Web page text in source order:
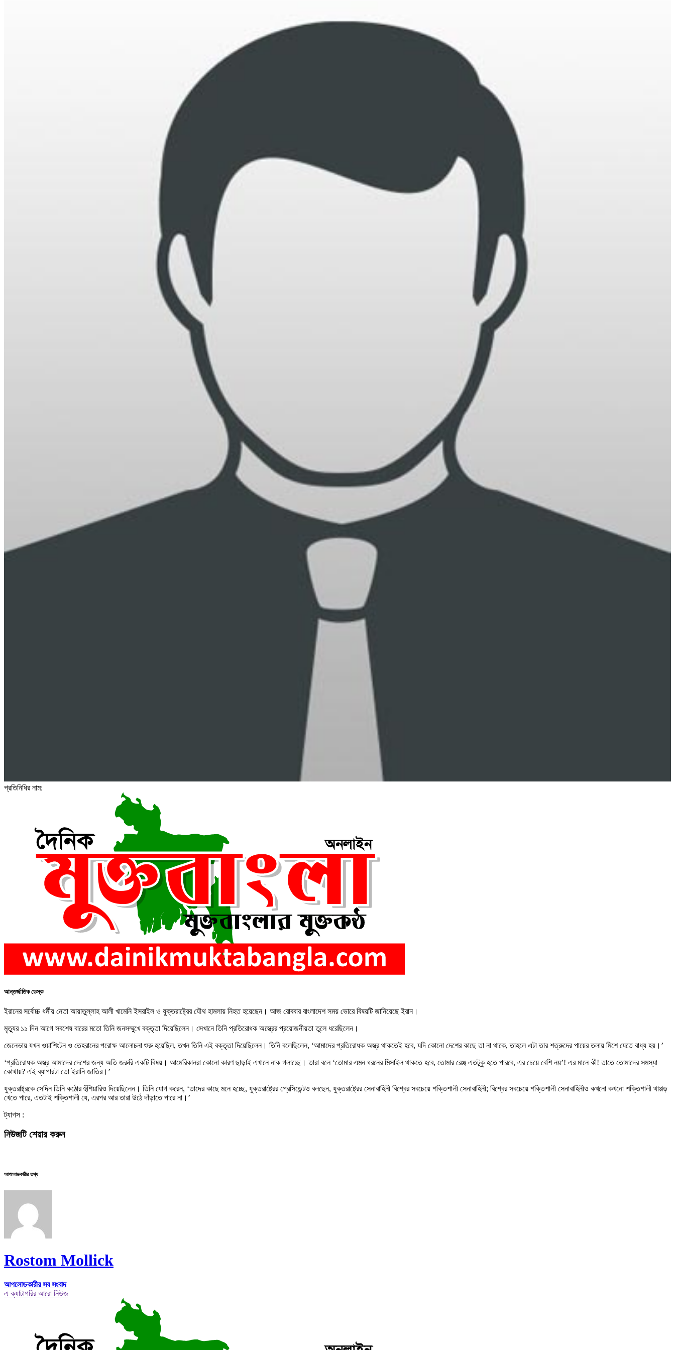
প্রতিনিধির নাম:
আন্তর্জাতিক ডেস্ক
ইরানের সর্বোচ্চ ধর্মীয় নেতা আয়াতুল্লাহ আলী খামেনি ইসরাইল ও যুক্তরাষ্ট্রের যৌথ হামলায় নিহত হয়েছেন। আজ রোববার বাংলাদেশ সময় ভোরে বিষয়টি জানিয়েছে ইরান।
মৃত্যুর ১১ দিন আগে সবশেষ বারের মতো তিনি জনসম্মুখে বক্তৃতা দিয়েছিলেন। সেখানে তিনি প্রতিরোধক অস্ত্রের প্রয়োজনীয়তা তুলে ধরেছিলেন।
জেনেভায় যখন ওয়াশিংটন ও তেহরানের পরোক্ষ আলোচনা শুরু হয়েছিল, তখন তিনি এই বক্তৃতা দিয়েছিলেন। তিনি বলেছিলেন, ‘আমাদের প্রতিরোধক অস্ত্র থাকতেই হবে, যদি কোনো দেশের কাছে তা না থাকে, তাহলে এটা তার শত্রুদের পায়ের তলায় মিশে যেতে বাধ্য হয়।’
‘প্রতিরোধক অস্ত্র আমাদের দেশের জন্য অতি জরুরি একটি বিষয়। আমেরিকানরা কোনো কারণ ছাড়াই এখানে নাক গলাচ্ছে। তারা বলে ‘তোমার এমন ধরনের মিসাইল থাকতে হবে, তোমার রেঞ্জ এতটুকু হতে পারবে, এর চেয়ে বেশি নয়’! এর মানে কী! তাতে তোমাদের সমস্যা
কোথায়? এই ব্যাপারটা তো ইরানি জাতির।’
যুক্তরাষ্ট্রকে সেদিন তিনি কঠোর হুঁশিয়ারিও দিয়েছিলেন। তিনি যোগ করেন, ‘তাদের কাছে মনে হচ্ছে, যুক্তরাষ্ট্রের প্রেসিডেন্টও বলছেন, যুক্তরাষ্ট্রের সেনাবাহিনী বিশ্বের সবচেয়ে শক্তিশালী সেনাবাহিনী; বিশ্বের সবচেয়ে শক্তিশালী সেনাবাহিনীও কখনো কখনো শক্তিশালী থাপ্পড়
খেতে পারে, এতটাই শক্তিশালী যে, এরপর আর তারা উঠে দাঁড়াতে পারে না।’
ট্যাগস :
নিউজটি শেয়ার করুন
আপলোডকারীর তথ্য
Rostom Mollick
আপলোডকারীর সব সংবাদ
এ ক্যাটাগরির আরো নিউজ